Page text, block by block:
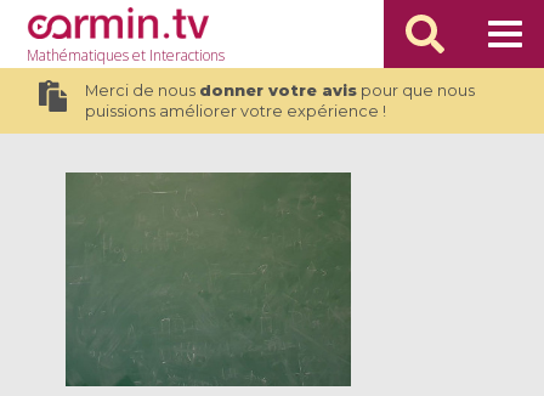
Mathématiqueset Interactions
Merci de nous donner votre avispour que nous
puissions améliorer votre expérience !